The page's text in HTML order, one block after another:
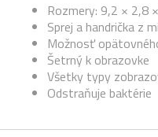
Rozmery: 9,2 × 2,8
Sprej a handrička z
Možnosť
Šetrný k obrazovke
Všetky typy
Odstraňuje baktérie